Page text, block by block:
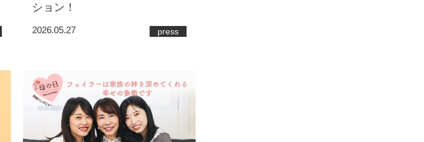
ション！
2026.05.27 press